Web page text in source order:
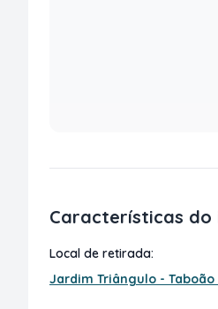
Características do
Local de retirada:
Jardim Triângulo - Taboão